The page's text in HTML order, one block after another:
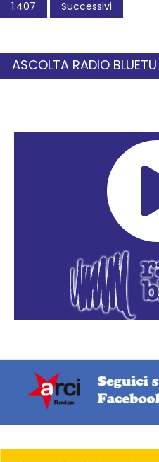
1.407
Successivi
ASCOLTA RADIO BLUETU